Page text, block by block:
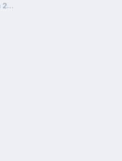
Ogólnopolski Piknik Modelarski Piła 27.07.2008